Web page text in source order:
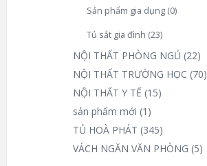
Sản phẩm gia dụng (0)
Tủ sắt gia đình (23)
NỘI THẤT PHÒNG NGỦ (22)
NỘI THẤT TRƯỜNG HỌC (70)
NỘI THẤT Y TẾ (15)
sản phẩm mới (1)
TỦ HOÀ PHÁT (345)
VÁCH NGĂN VĂN PHÒNG (5)